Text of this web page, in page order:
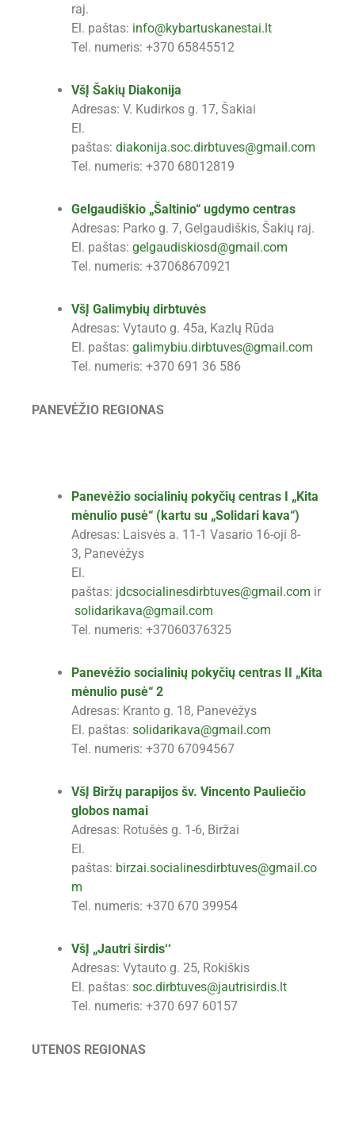
raj.
El. paštas: info@kybartuskanestai.lt
Tel. numeris: +370 65845512
VšĮ Šakių Diakonija
Adresas: V. Kudirkos g. 17, Šakiai
El.
paštas: diakonija.soc.dirbtuves@gmail.com
Tel. numeris: +370 68012819
Gelgaudiškio „Šaltinio“ ugdymo centras
Adresas: Parko g. 7, Gelgaudiškis, Šakių raj.
El. paštas: gelgaudiskiosd@gmail.com
Tel. numeris: +37068670921
VšĮ Galimybių dirbtuvės
Adresas: Vytauto g. 45a, Kazlų Rūda
El. paštas: galimybiu.dirbtuves@gmail.com
Tel. numeris: +370 691 36 586
PANEVĖŽIO REGIONAS
Panevėžio socialinių pokyčių centras I „Kita
mėnulio pusė“ (kartu su „Solidari kava“)
Adresas: Laisvės a. 11-1 Vasario 16-oji 8-
3, Panevėžys
El.
paštas: jdcsocialinesdirbtuves@gmail.com ir
solidarikava@gmail.com
Tel. numeris: +37060376325
Panevėžio socialinių pokyčių centras II „Kita
mėnulio pusė“ 2
Adresas: Kranto g. 18, Panevėžys
El. paštas: solidarikava@gmail.com
Tel. numeris: +370 67094567
VšĮ Biržų parapijos šv. Vincento Pauliečio
globos namai
Adresas: Rotušės g. 1-6, Biržai
El.
paštas: birzai.socialinesdirbtuves@gmail.co
m
Tel. numeris: +370 670 39954
VšĮ „Jautri širdis‘‘
Adresas: Vytauto g. 25, Rokiškis
El. paštas: soc.dirbtuves@jautrisirdis.lt
Tel. numeris: +370 697 60157
UTENOS REGIONAS